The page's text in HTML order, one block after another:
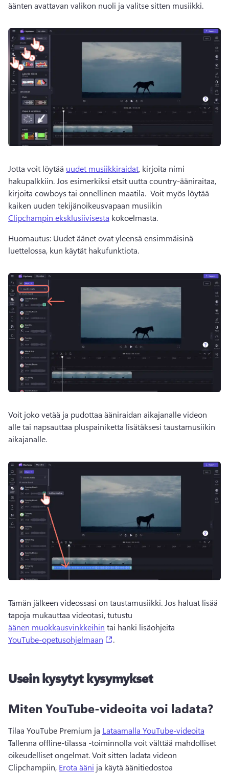
äänten avattavan valikon nuoli ja valitse sitten musiikki.
Jotta voit löytää uudet musiikkiraidat, kirjoita nimi
hakupalkkiin. Jos esimerkiksi etsit uutta country-ääniraitaa,
kirjoita cowboys tai onnellinen maatila. Voit myös löytää
kaiken uuden tekijänoikeusvapaan musiikin
Clipchampin eksklusiivisesta kokoelmasta.
Huomautus: Uudet äänet ovat yleensä ensimmäisinä
luettelossa, kun käytät hakufunktiota.
Voit joko vetää ja pudottaa ääniraidan aikajanalle videon
alle tai napsauttaa pluspainiketta lisätäksesi taustamusiikin
aikajanalle.
Tämän jälkeen videossasi on taustamusiikki. Jos haluat lisää
tapoja mukauttaa videotasi, tutustu
äänen muokkausvinkkeihin tai hanki lisäohjeita
YouTube-opetusohjelmaan
.
Usein kysytyt kysymykset
Miten YouTube-videoita voi ladata?
Tilaa YouTube Premium ja Lataamalla YouTube-videoita
Tallenna offline-tilassa -toiminnolla voit välttää mahdolliset
oikeudelliset ongelmat. Voit sitten ladata videon
Clipchampiin, Erota ääni ja käytä äänitiedostoa